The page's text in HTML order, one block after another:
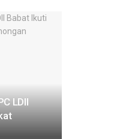
LDII